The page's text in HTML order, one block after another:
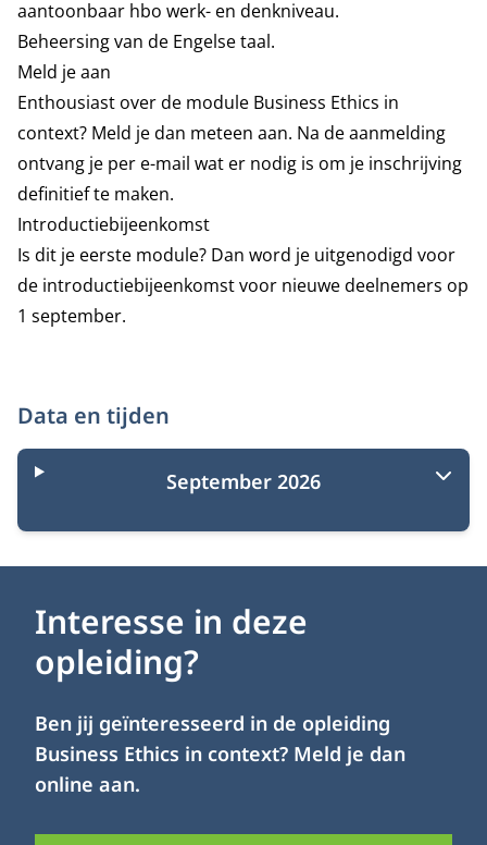
aantoonbaar hbo werk- en denkniveau.
Beheersing van de Engelse taal.
Meld je aan
Enthousiast over de module Business Ethics in
context? Meld je dan meteen aan. Na de aanmelding
ontvang je per e-mail wat er nodig is om je inschrijving
definitief te maken.
Introductiebijeenkomst
Is dit je eerste module? Dan word je uitgenodigd voor
de introductiebijeenkomst voor nieuwe deelnemers op
1 september.
Data en tijden
September 2026
Interesse in deze
opleiding?
Ben jij geïnteresseerd in de opleiding
Business Ethics in context? Meld je dan
online aan.